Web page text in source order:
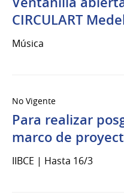
CIRCULART
Música
No Vigente
Para realizar
marco de
IIBCE | Hasta 16/3